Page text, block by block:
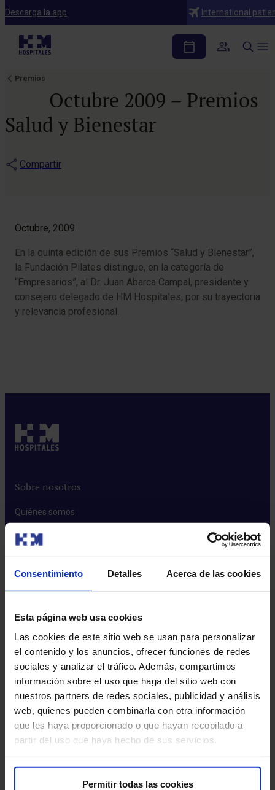
Consentimiento Detalles Acerca de las cookies
Esta página web usa cookies
Las cookies de este sitio web se usan para personalizar
el contenido y los anuncios, ofrecer funciones de redes
sociales y analizar el tráfico. Además, compartimos
información sobre el uso que haga del sitio web con
nuestros partners de redes sociales, publicidad y análisis
web, quienes pueden combinarla con otra información
que les haya proporcionado o que hayan recopilado a
partir del uso que haya hecho de sus servicios.
Permitir todas las cookies
Descarga la app International
Premios
Octubre 2009 – Premios
Salud y Bienestar
Compartir
Octubre, 2009
En la quinta edición de sus Premios “Salud y Bienestar”,
la Fundación Pilates distingue, en la categoría de
“Empresarios”, al Dr. Juan Abarca Campal, presidente y
consejero delegado de HM Hospitales, por su trayectoria
y relevancia profesional.
Sobre nosotros
Quiénes somos​
Trabaja con nosotros​
Rincón del accionista​
Sostenibilidad​
Más HM Hospitales
Fundación HM Hospitales​
Centro Universitario CUHMED​
Instituto HM Hospitales​
Intranet HM Hospitales​
HM CIOCC​
HM CIEC​
HM CINAC​